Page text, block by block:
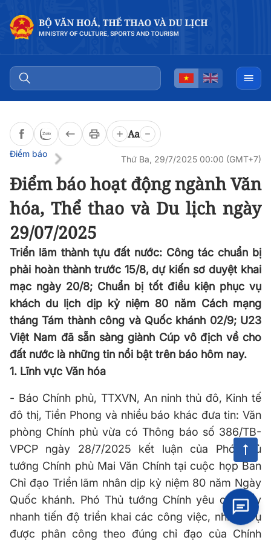
Aa
Điểm báo
Thứ Ba, 29/7/2025 00:00 (GMT+7)
Điểm báo hoạt động ngành Văn
hóa, Thể thao và Du lịch ngày
29/07/2025
Triển lãm thành tựu đất nước: Công tác chuẩn bị
phải hoàn thành trước 15/8, dự kiến sơ duyệt khai
mạc ngày 20/8; Chuẩn bị tốt điều kiện phục vụ
khách du lịch dịp kỷ niệm 80 năm Cách mạng
tháng Tám thành công và Quốc khánh 02/9; U23
Việt Nam đã sẵn sàng giành Cúp vô địch về cho
đất nước là những tin nổi bật trên báo hôm nay.
1. Lĩnh vực Văn hóa
- Báo Chính phủ, TTXVN, An ninh thủ đô, Kinh tế
đô thị, Tiền Phong và nhiều báo khác đưa tin: Văn
phòng Chính phủ vừa có Thông báo số 386/TB-
VPCP ngày 28/7/2025 kết luận của Phó Thủ
tướng Chính phủ Mai Văn Chính tại cuộc họp Ban
Chỉ đạo Triển lãm nhân dịp kỷ niệm 80 năm Ngày
Quốc khánh. Phó Thủ tướng Chính yêu cầu đẩy
nhanh tiến độ triển khai các công việc, nhiệm vụ
được phân công theo đúng chỉ đạo của Chính
Đọc bài